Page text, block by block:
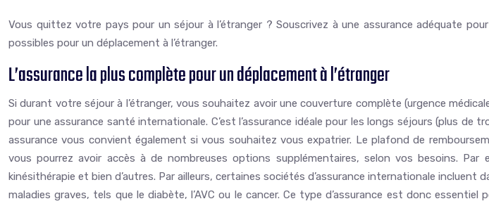
Vous quittez votre pays pour un séjour à l’étranger ? Souscrivez à une assurance adéquate
possibles pour un déplacement à l’étranger.
L’assurance la plus complète pour un déplacement à l’étranger
Si durant votre séjour à l’étranger, vous souhaitez avoir une couverture complète (urgence
pour une assurance santé internationale. C’est l’assurance idéale pour les longs séjours (plus de
assurance vous convient également si vous souhaitez vous expatrier. Le plafond de
vous pourrez avoir accès à de nombreuses options supplémentaires, selon vos besoins.
kinésithérapie et bien d’autres. Par ailleurs, certaines sociétés d’assurance internationale incluent
maladies graves, tels que le diabète, l’AVC ou le cancer. Ce type d’assurance est donc